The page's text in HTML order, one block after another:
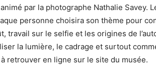
par la photographe Nathalie Savey.
personne choisira son thème pour
travail sur le selfie et les origines de
la lumière, le cadrage et surtout
retrouver en ligne sur le site du musée.